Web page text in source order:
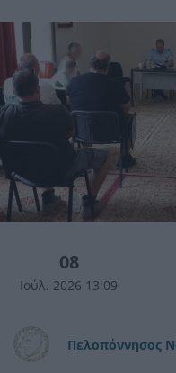
08
Ιούλ. 2026 13:09
Πελοπόννησος